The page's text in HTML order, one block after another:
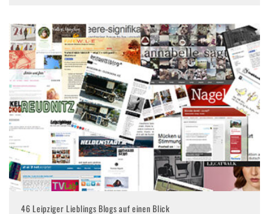
46 Leipziger Lieblings Blogs auf einen Blick